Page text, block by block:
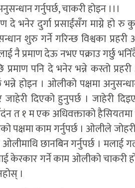
गर्नुपर्छ, चाकरी होइन ।।।
दे भनेर दुर्गा प्रसाईंसँग माग्ने हो रु
शुरु गर्ने गरिन्छ विश्वका प्रहरी
नै प्रमाण देऊ नभए पक्राउ गर्छु
पनि दे भनेर भन्ने कस्तो प्रहरी
भन्ने होइन । ओलीको पक्षमा
दिएको हुनुपर्छ । जाहेरी
त १ म एक अधिवक्ताको हैसियतमा
पक्षमा काम गर्नुपर्छ । ओलीले
ओलीमाथि छानबिन गर्नुपर्छ । मलाई
केरकार गर्ने काम ओलीको चाकरी
।